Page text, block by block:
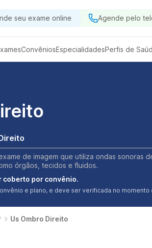
seu exame online Agende pelo
ConvêniosEspecialidadesPerfis de
de imagem que utiliza ondas sonoras
órgãos, tecidos e fluidos.
coberto por convênio.
e plano, e deve ser verificada no momento
Us Ombro Direito